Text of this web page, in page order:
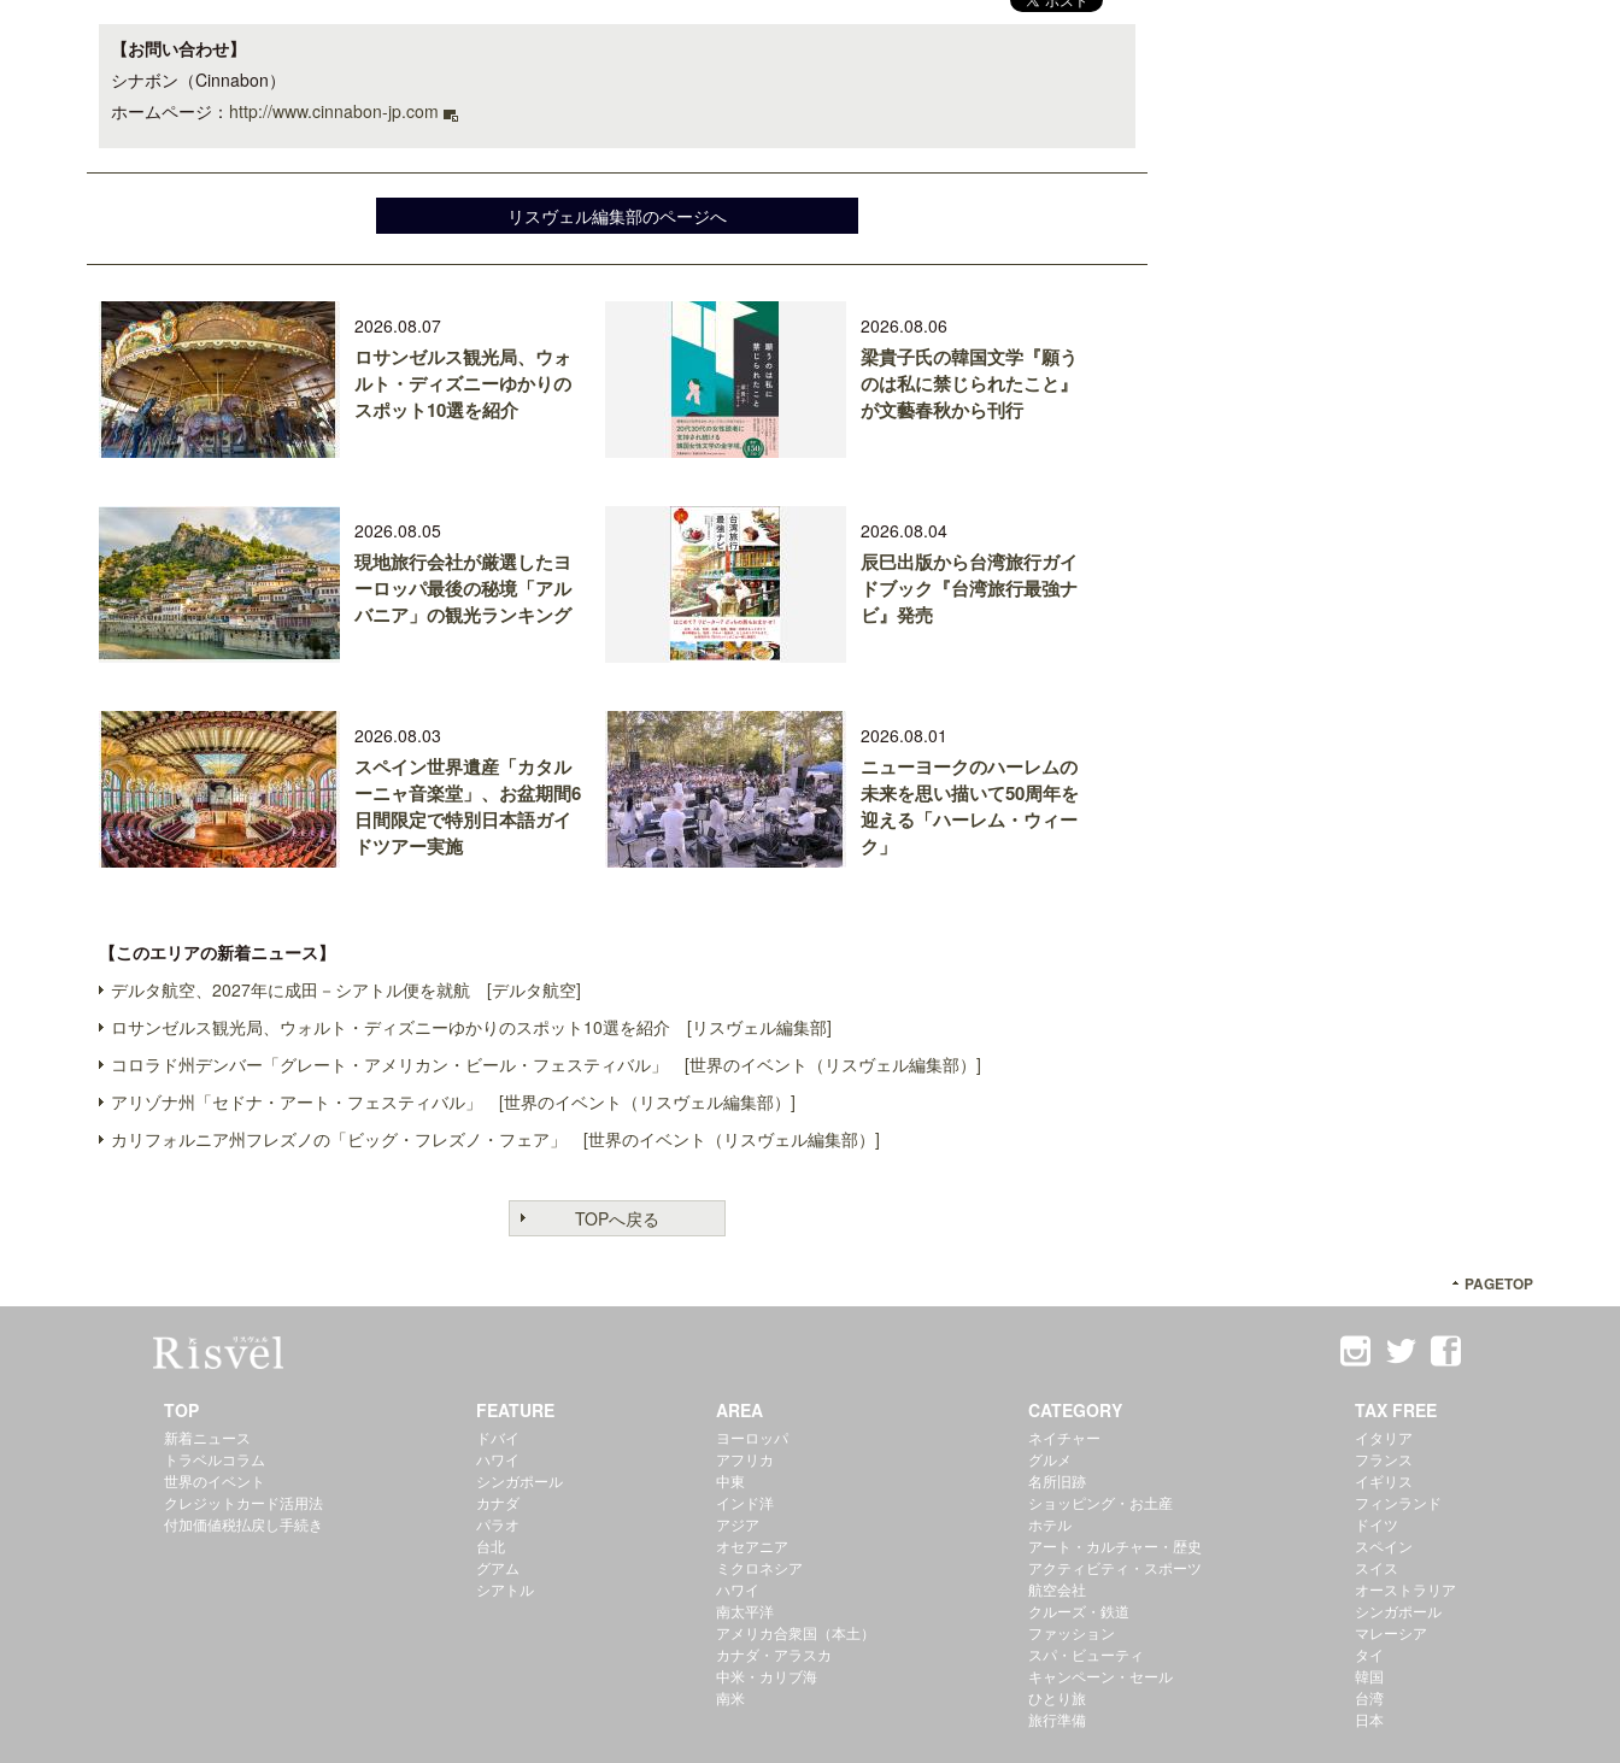
【お問い合わせ】
シナボン（Cinnabon）
ホームページ： http://www.cinnabon-jp.com
リスヴェル編集部のページへ
2026.08.07
ロサンゼルス観光局、ウォ
ルト・ディズニーゆかりの
スポット10選を紹介
2026.08.06
梁貴子氏の韓国文学『願う
のは私に禁じられたこと』
が文藝春秋から刊行
2026.08.05
現地旅行会社が厳選したヨ
ーロッパ最後の秘境「アル
バニア」の観光ランキング
2026.08.04
辰巳出版から台湾旅行ガイ
ドブック『台湾旅行最強ナ
ビ』発売
2026.08.03
スペイン世界遺産「カタル
ーニャ音楽堂」、お盆期間6
日間限定で特別日本語ガイ
ドツアー実施
2026.08.01
ニューヨークのハーレムの
未来を思い描いて50周年を
迎える「ハーレム・ウィー
ク」
【このエリアの新着ニュース】
デルタ航空、2027年に成田－シアトル便を就航 [デルタ航空]
ロサンゼルス観光局、ウォルト・ディズニーゆかりのスポット10選を紹介 [リスヴェル編集部]
コロラド州デンバー「グレート・アメリカン・ビール・フェスティバル」 [世界のイベント（リスヴェル編集部）]
アリゾナ州「セドナ・アート・フェスティバル」 [世界のイベント（リスヴェル編集部）]
カリフォルニア州フレズノの「ビッグ・フレズノ・フェア」 [世界のイベント（リスヴェル編集部）]
TOPへ戻る
PAGETOP
TOP
新着ニュース
トラベルコラム
世界のイベント
クレジットカード活用法
付加価値税払戻し手続き
FEATURE
ドバイ
ハワイ
シンガポール
カナダ
パラオ
台北
グアム
シアトル
AREA
ヨーロッパ
アフリカ
中東
インド洋
アジア
オセアニア
ミクロネシア
ハワイ
南太平洋
アメリカ合衆国（本土）
カナダ・アラスカ
中米・カリブ海
南米
CATEGORY
ネイチャー
グルメ
名所旧跡
ショッピング・お土産
ホテル
アート・カルチャー・歴史
アクティビティ・スポーツ
航空会社
クルーズ・鉄道
ファッション
スパ・ビューティ
キャンペーン・セール
ひとり旅
旅行準備
TAX FREE
イタリア
フランス
イギリス
フィンランド
ドイツ
スペイン
スイス
オーストラリア
シンガポール
マレーシア
タイ
韓国
台湾
日本